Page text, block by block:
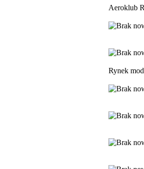
Aeroklub
Rynek